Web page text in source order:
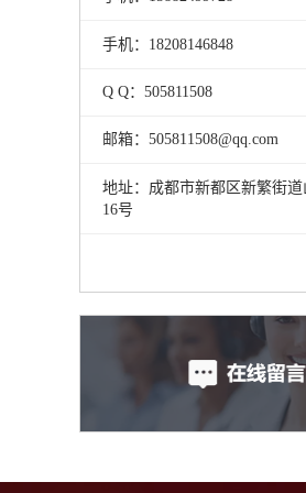
手机：18208146848
Q Q：505811508
邮箱：505811508@qq.com
地址：成都市新都区新繁街道
16号